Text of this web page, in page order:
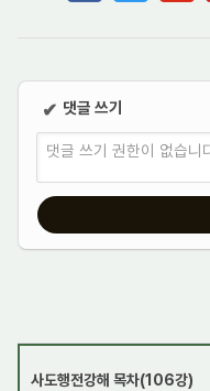
✔ 댓글 쓰기
댓글 쓰기 권한이 없습니
사도행전강해 목차(106강)